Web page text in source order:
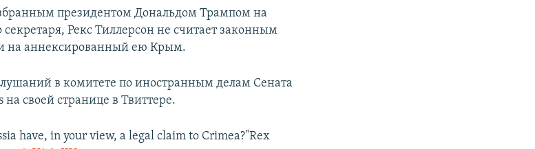
президентом Дональдом Трампом на
секретаря, Рекс Тиллерсон не считает законным
на аннексированный ею Крым.
в комитете по иностранным делам Сената
своей странице в Твиттере.
have, in your view, a legal claim to Crimea?"Rex